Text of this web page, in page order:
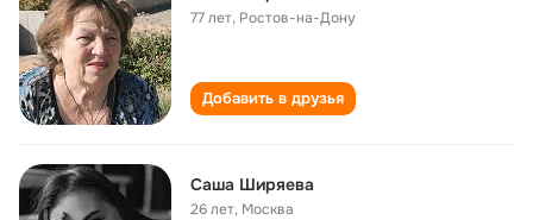
77 лет, Ростов-на-Дону
Добавить в друзья
Саша Ширяева
26 лет, Москва